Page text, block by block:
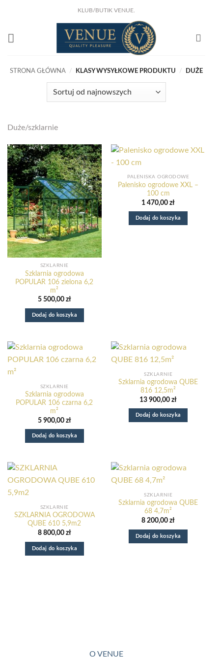
KLUB/BUTIK VENUE.
STRONA GŁÓWNA / KLASY WYSYŁKOWE PRODUKTU / DUŻE
Duże/szklarnie
SZKLARNIE
Szklarnia ogrodowa
POPULAR 106 zielona 6,2
m²
5 500,00 zł
Dodaj do koszyka
PALENISKA OGRODOWE
Palenisko ogrodowe XXL –
100 cm
1 470,00zł
Dodaj do koszyka
SZKLARNIE
Szklarnia ogrodowa
POPULAR 106 czarna 6,2
m²
5 900,00 zł
Dodaj do koszyka
SZKLARNIE
Szklarnia ogrodowa QUBE
816 12,5m²
13 900,00zł
Dodaj do koszyka
SZKLARNIE
SZKLARNIA OGRODOWA
QUBE 610 5,9m2
8 800,00 zł
Dodaj do koszyka
SZKLARNIE
Szklarnia ogrodowa QUBE
68 4,7m²
8 200,00zł
Dodaj do koszyka
O VENUE
NOWA KSIĄŻKA Joanny Marciniak Wróblewskiej
Dowiedz się więcej:
POPULAR
106